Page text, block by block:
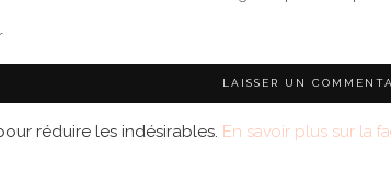
réduire les indésirables. En savoir plus sur la